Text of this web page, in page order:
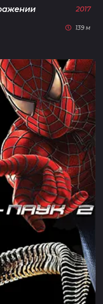
2017
139 м